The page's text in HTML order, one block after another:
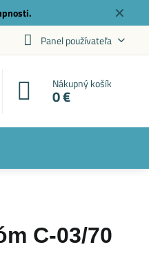
✕
Panel používateľa
Nákupný košík
0 €
C-03/70